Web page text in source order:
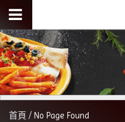
首頁 No Page Found